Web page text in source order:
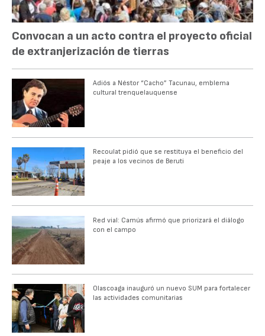
Convocan a un acto contra el proyecto oficial
de extranjerización de tierras
Adiós a Néstor “Cacho” Tacunau, emblema
cultural trenquelauquense
Recoulat pidió que se restituya el beneficio del
peaje a los vecinos de Beruti
Red vial: Camús afirmó que priorizará el diálogo
con el campo
Olascoaga inauguró un nuevo SUM para fortalecer
las actividades comunitarias